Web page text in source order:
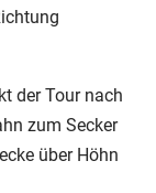
der Tour nach
zum Secker
über Höhn